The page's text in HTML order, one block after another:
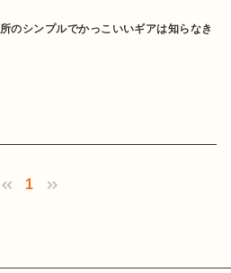
のシンプルでかっこいいギアは知らなき
1